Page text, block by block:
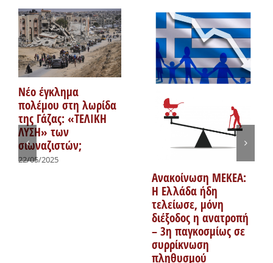
Νέο έγκλημα
πολέμου στη λωρίδα
της Γάζας: «ΤΕΛΙΚΗ
ΛΥΣΗ» των
σιωναζιστών;
22/05/2025
Ανακοίνωση ΜΕΚΕΑ:
Η Ελλάδα ήδη
τελείωσε, μόνη
διέξοδος η ανατροπή
– 3η παγκοσμίως σε
συρρίκνωση
πληθυσμού